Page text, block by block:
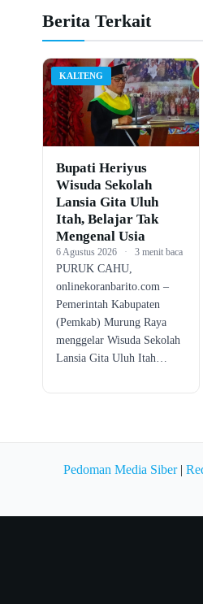
Berita Terkait
KALTENG
Bupati Heriyus
Wisuda Sekolah
Lansia Gita Uluh
Itah, Belajar Tak
Mengenal Usia
6 Agustus 2026 · 3 menit baca
PURUK CAHU,
onlinekoranbarito.com –
Pemerintah Kabupaten
(Pemkab) Murung Raya
menggelar Wisuda Sekolah
Lansia Gita Uluh Itah…
Pedoman Media Siber|